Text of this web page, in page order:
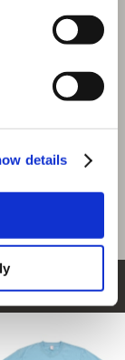
details
ンター＆アイル
商品を選びなおす
4,480円
224ポイント付与